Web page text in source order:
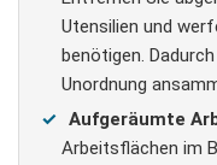
Utensilien und
benötigen.
Unordnung
Aufgeräumte
Arbeitsflächen im